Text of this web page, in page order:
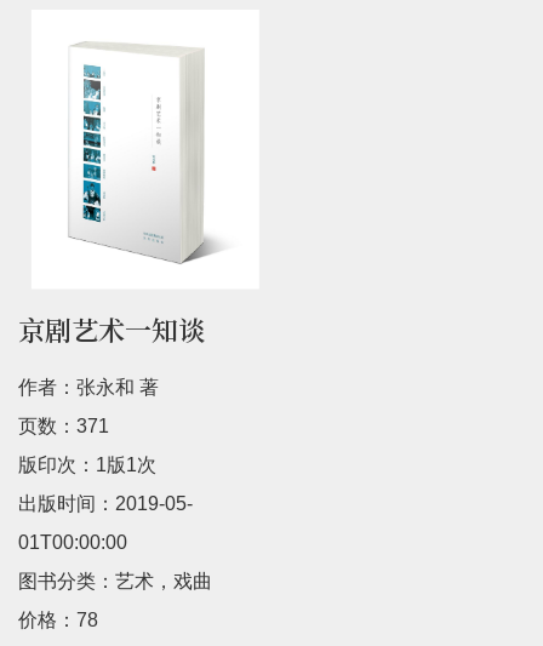
京剧艺术一知谈
作者：张永和 著
页数：371
版印次：1版1次
出版时间：2019-05-
01T00:00:00
图书分类：艺术，戏曲
价格：78